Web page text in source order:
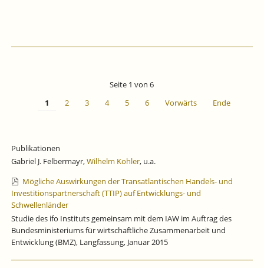
Seite 1 von 6
1
2 3 4 5 6 Vorwärts Ende
Publikationen
Gabriel J. Felbermayr,Wilhelm Kohler, u.a.
Mögliche Auswirkungen der Transatlantischen Handels- und
Investitionspartnerschaft (TTIP) auf Entwicklungs- und
Schwellenländer
Studie des ifo Instituts gemeinsam mit dem IAW im Auftrag des
Bundesministeriums für wirtschaftliche Zusammenarbeit und
Entwicklung (BMZ), Langfassung, Januar 2015